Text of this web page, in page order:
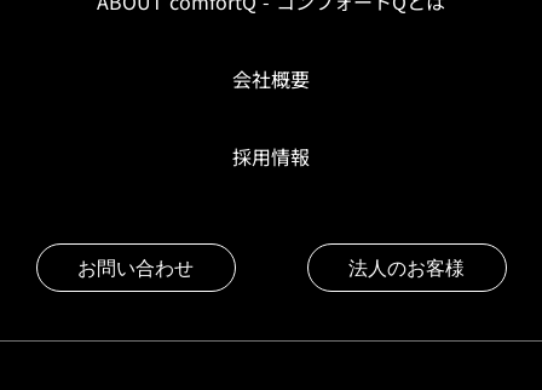
会社概要
採用情報
お問い合わせ 法人のお客様